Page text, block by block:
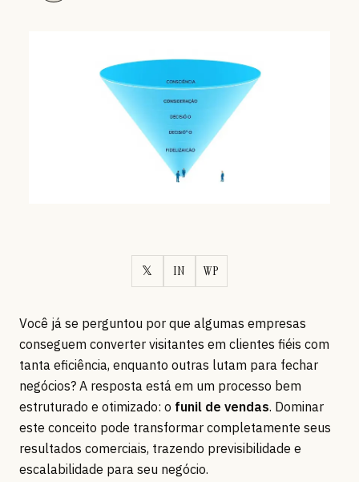
𝕏 IN WP
Você já se perguntou por que algumas empresas
conseguem converter visitantes em clientes fiéis com
tanta eficiência, enquanto outras lutam para fechar
negócios? A resposta está em um processo bem
estruturado e otimizado: o funil de vendas. Dominar
este conceito pode transformar completamente seus
resultados comerciais, trazendo previsibilidade e
escalabilidade para seu negócio.